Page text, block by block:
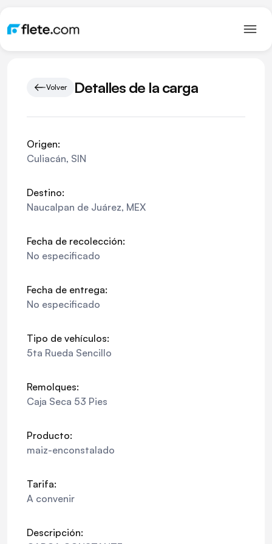
Volver Detalles de la carga
Origen:
Culiacán, SIN
Destino:
Naucalpan de Juárez, MEX
Fecha de recolección:
No especificado
Fecha de entrega:
No especificado
Tipo de vehículos:
5ta Rueda Sencillo
Remolques:
Caja Seca 53 Pies
Producto:
maiz-enconstalado
Tarifa:
A convenir
Descripción: